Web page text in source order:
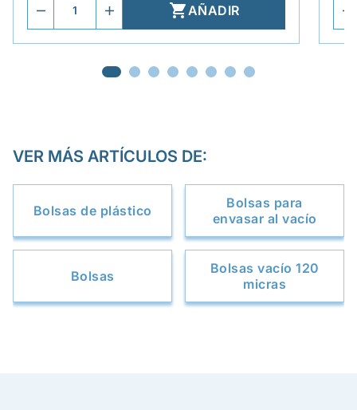
AÑADIR
VER MÁS ARTÍCULOS DE:
Bolsas de plástico
Bolsas para
envasar al vacío
Bolsas
Bolsas vacío 120
micras